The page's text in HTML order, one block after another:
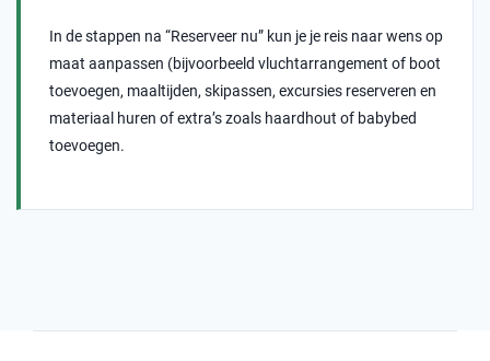
In de stappen na “Reserveer nu” kun je je reis naar wens op
maat aanpassen (bijvoorbeeld vluchtarrangement of boot
toevoegen, maaltijden, skipassen, excursies reserveren en
materiaal huren of extra’s zoals haardhout of babybed
toevoegen.